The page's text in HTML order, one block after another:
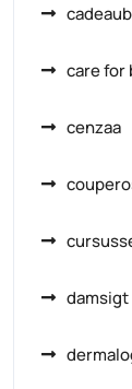
care for
cenzaa
damsigt